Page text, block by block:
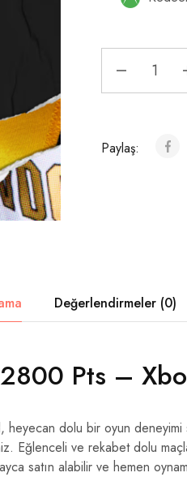
Paylaş:
Değerlendirmeler (0)
Pts –
dolu bir oyun deneyimi
Eğlenceli ve rekabet dolu
satın alabilir ve hemen